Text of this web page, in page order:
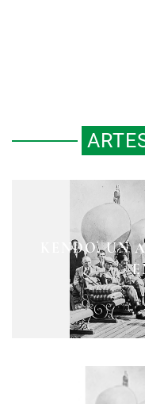
KENDO, UN